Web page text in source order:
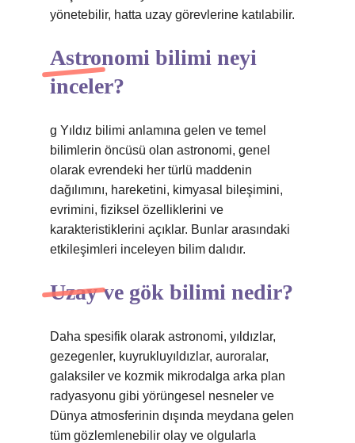
yönetebilir, hatta uzay görevlerine katılabilir.
Astronomi bilimi neyi
inceler?
g Yıldız bilimi anlamına gelen ve temel
bilimlerin öncüsü olan astronomi, genel
olarak evrendeki her türlü maddenin
dağılımını, hareketini, kimyasal bileşimini,
evrimini, fiziksel özelliklerini ve
karakteristiklerini açıklar. Bunlar arasındaki
etkileşimleri inceleyen bilim dalıdır.
Uzay ve gök bilimi nedir?
Daha spesifik olarak astronomi, yıldızlar,
gezegenler, kuyrukluyıldızlar, auroralar,
galaksiler ve kozmik mikrodalga arka plan
radyasyonu gibi yörüngesel nesneler ve
Dünya atmosferinin dışında meydana gelen
tüm gözlemlenebilir olay ve olgularla